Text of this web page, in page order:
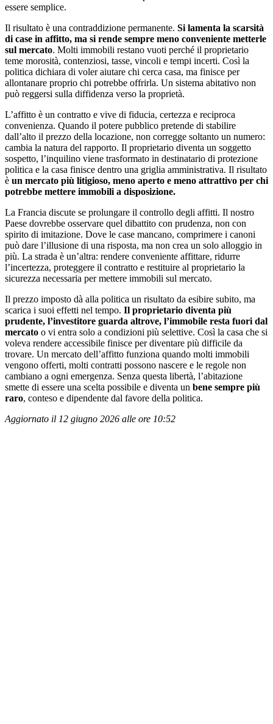
essere semplice.
Il risultato è una contraddizione permanente. Si lamenta la scarsità
di case in affitto, ma si rende sempre meno conveniente metterle
sul mercato. Molti immobili restano vuoti perché il proprietario
teme morosità, contenziosi, tasse, vincoli e tempi incerti. Così la
politica dichiara di voler aiutare chi cerca casa, ma finisce per
allontanare proprio chi potrebbe offrirla. Un sistema abitativo non
può reggersi sulla diffidenza verso la proprietà.
L’affitto è un contratto e vive di fiducia, certezza e reciproca
convenienza. Quando il potere pubblico pretende di stabilire
dall’alto il prezzo della locazione, non corregge soltanto un numero:
cambia la natura del rapporto. Il proprietario diventa un soggetto
sospetto, l’inquilino viene trasformato in destinatario di protezione
politica e la casa finisce dentro una griglia amministrativa. Il risultato
è un mercato più litigioso, meno aperto e meno attrattivo per chi
potrebbe mettere immobili a disposizione.
La Francia discute se prolungare il controllo degli affitti. Il nostro
Paese dovrebbe osservare quel dibattito con prudenza, non con
spirito di imitazione. Dove le case mancano, comprimere i canoni
può dare l’illusione di una risposta, ma non crea un solo alloggio in
più. La strada è un’altra: rendere conveniente affittare, ridurre
l’incertezza, proteggere il contratto e restituire al proprietario la
sicurezza necessaria per mettere immobili sul mercato.
Il prezzo imposto dà alla politica un risultato da esibire subito, ma
scarica i suoi effetti nel tempo. Il proprietario diventa più
prudente, l’investitore guarda altrove, l’immobile resta fuori dal
mercato o vi entra solo a condizioni più selettive. Così la casa che si
voleva rendere accessibile finisce per diventare più difficile da
trovare. Un mercato dell’affitto funziona quando molti immobili
vengono offerti, molti contratti possono nascere e le regole non
cambiano a ogni emergenza. Senza questa libertà, l’abitazione
smette di essere una scelta possibile e diventa un bene sempre più
raro, conteso e dipendente dal favore della politica.
Aggiornato il 12 giugno 2026 alle ore 10:52